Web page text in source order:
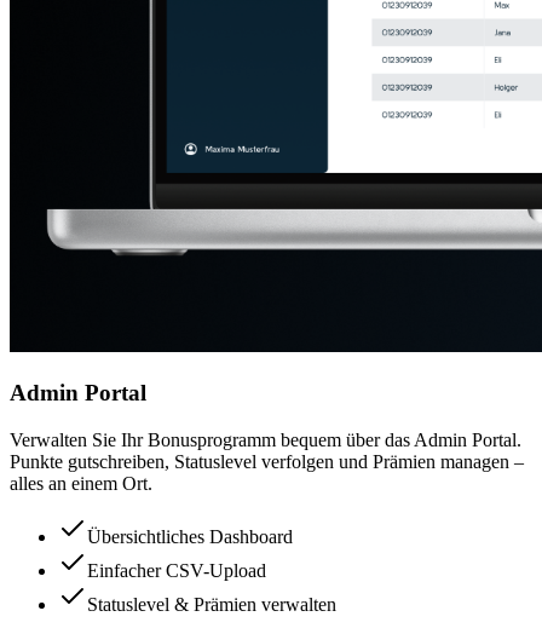
Admin Portal
Verwalten Sie Ihr Bonusprogramm bequem über das Admin Portal.
Punkte gutschreiben, Statuslevel verfolgen und Prämien managen –
alles an einem Ort.
Übersichtliches Dashboard
Einfacher CSV-Upload
Statuslevel & Prämien verwalten